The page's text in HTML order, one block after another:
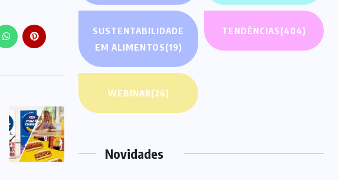
SUSTENTABILIDADE
EM ALIMENTOS(19)
TENDÊNCIAS(404)
WEBINAR(26)
Novidades